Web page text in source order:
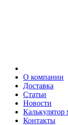
О компании
Доставка
Статьи
Новости
Калькулятор
Контакты